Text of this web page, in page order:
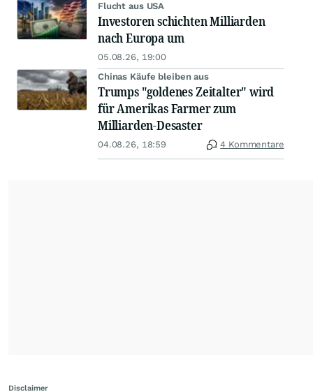
Flucht aus USA
Investoren schichten Milliarden
nach Europa um
05.08.26, 19:00
Chinas Käufe bleiben aus
Trumps "goldenes Zeitalter" wird
für Amerikas Farmer zum
Milliarden-Desaster
04.08.26, 18:59 4 Kommentare
Disclaimer